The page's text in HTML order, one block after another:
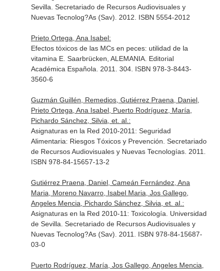
Sevilla. Secretariado de Recursos Audiovisuales y
Nuevas Tecnolog?As (Sav). 2012. ISBN 5554-2012
Prieto Ortega, Ana Isabel:
Efectos tóxicos de las MCs en peces: utilidad de la
vitamina E. Saarbrücken, ALEMANIA. Editorial
Académica Española. 2011. 304. ISBN 978-3-8443-
3560-6
Guzmán Guillén, Remedios, Gutiérrez Praena, Daniel,
Prieto Ortega, Ana Isabel, Puerto Rodríguez, María,
Pichardo Sánchez, Silvia, et. al.:
Asignaturas en la Red 2010-2011: Seguridad
Alimentaria: Riesgos Tóxicos y Prevención. Secretariado
de Recursos Audiovisuales y Nuevas Tecnologías. 2011.
ISBN 978-84-15657-13-2
Gutiérrez Praena, Daniel, Cameán Fernández, Ana
Maria, Moreno Navarro, Isabel Maria, Jos Gallego,
Angeles Mencia, Pichardo Sánchez, Silvia, et. al.:
Asignaturas en la Red 2010-11: Toxicología. Universidad
de Sevilla. Secretariado de Recursos Audiovisuales y
Nuevas Tecnolog?As (Sav). 2011. ISBN 978-84-15687-
03-0
Puerto Rodríguez, María, Jos Gallego, Angeles Mencia,